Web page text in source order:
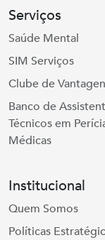
Serviços
Saúde Mental
SIM Serviços
Clube de
Banco de
Técnicos em
Médicas
Institucional
Quem Somos
Políticas